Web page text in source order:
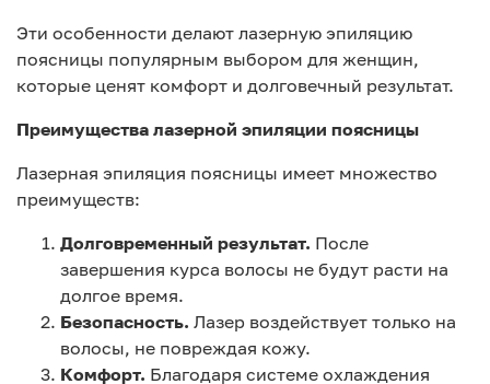
Эти особенности делают лазерную эпиляцию
поясницы популярным выбором для женщин,
которые ценят комфорт и долговечный результат.
Преимущества лазерной эпиляции поясницы
Лазерная эпиляция поясницы имеет множество
преимуществ:
Долговременный результат. После
завершения курса волосы не будут расти на
долгое время.
Безопасность. Лазер воздействует только на
волосы, не повреждая кожу.
Комфорт. Благодаря системе охлаждения